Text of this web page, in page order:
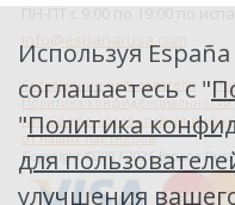
ПН-ПТ с 9:00 по 19:00 по
info@espanarusa.com
Соглашение пользователя
Политика конфиденциальности
Как Google обрабатывает
от наших партнеров
Copyright ©2007-2026 Espana Rusa
Используя
соглашаетесь с "
"Политика
для
улучшения